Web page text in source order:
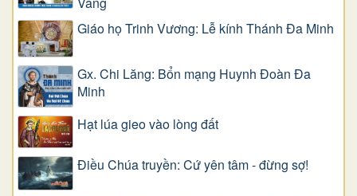
Giáo họ Trinh Vương: Lễ kính Thánh Đa Minh
Gx. Chi Lăng: Bổn mạng Huynh Đoàn Đa
Minh
Hạt lúa gieo vào lòng đất
Điều Chúa truyền: Cứ yên tâm - đừng sợ!